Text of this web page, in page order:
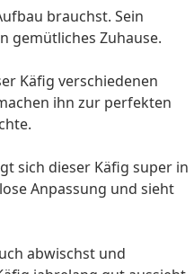
brauchst. Sein
gemütliches Zuhause.
Käfig verschiedenen
ihn zur perfekten
sich dieser Käfig super in
Anpassung und sieht
abwischst und